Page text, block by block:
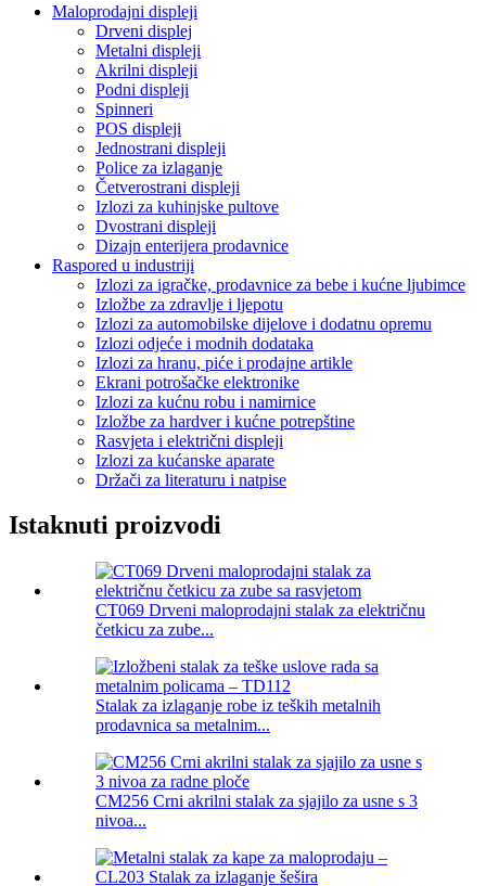
Maloprodajni displeji
Drveni displej
Metalni displeji
Akrilni displeji
Podni displeji
Spinneri
POS displeji
Jednostrani displeji
Police za izlaganje
Četverostrani displeji
Izlozi za kuhinjske pultove
Dvostrani displeji
Dizajn enterijera prodavnice
Raspored u industriji
Izlozi za igračke, prodavnice za bebe i kućne ljubimce
Izložbe za zdravlje i ljepotu
Izlozi za automobilske dijelove i dodatnu opremu
Izlozi odjeće i modnih dodataka
Izlozi za hranu, piće i prodajne artikle
Ekrani potrošačke elektronike
Izlozi za kućnu robu i namirnice
Izložbe za hardver i kućne potrepštine
Rasvjeta i električni displeji
Izlozi za kućanske aparate
Držači za literaturu i natpise
Istaknuti proizvodi
CT069 Drveni maloprodajni stalak za električnu
četkicu za zube...
Stalak za izlaganje robe iz teških metalnih
prodavnica sa metalnim...
CM256 Crni akrilni stalak za sjajilo za usne s 3
nivoa...